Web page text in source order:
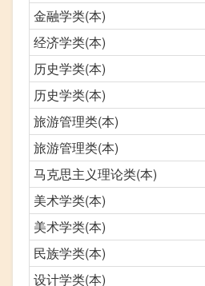
金融学类(本)
经济学类(本)
历史学类(本)
历史学类(本)
旅游管理类(本)
旅游管理类(本)
马克思主义理论类(本)
美术学类(本)
美术学类(本)
民族学类(本)
设计学类(本)